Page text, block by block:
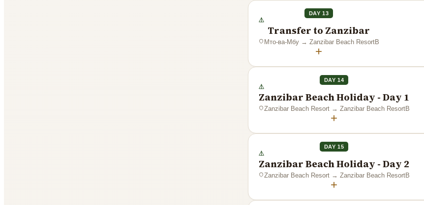
DAY 13
Transfer to Zanzibar
Мто-ва-Мбу → Zanzibar Beach ResortB
+
DAY 14
Zanzibar Beach Holiday - Day 1
Zanzibar Beach Resort → Zanzibar Beach ResortB
+
DAY 15
Zanzibar Beach Holiday - Day 2
Zanzibar Beach Resort → Zanzibar Beach ResortB
+